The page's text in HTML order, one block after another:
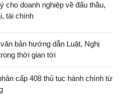
cho doanh nghiệp về đấu thầu,
tài chính
bản hướng dẫn Luật, Nghị
thời gian tới
cấp 408 thủ tục hành chính từ